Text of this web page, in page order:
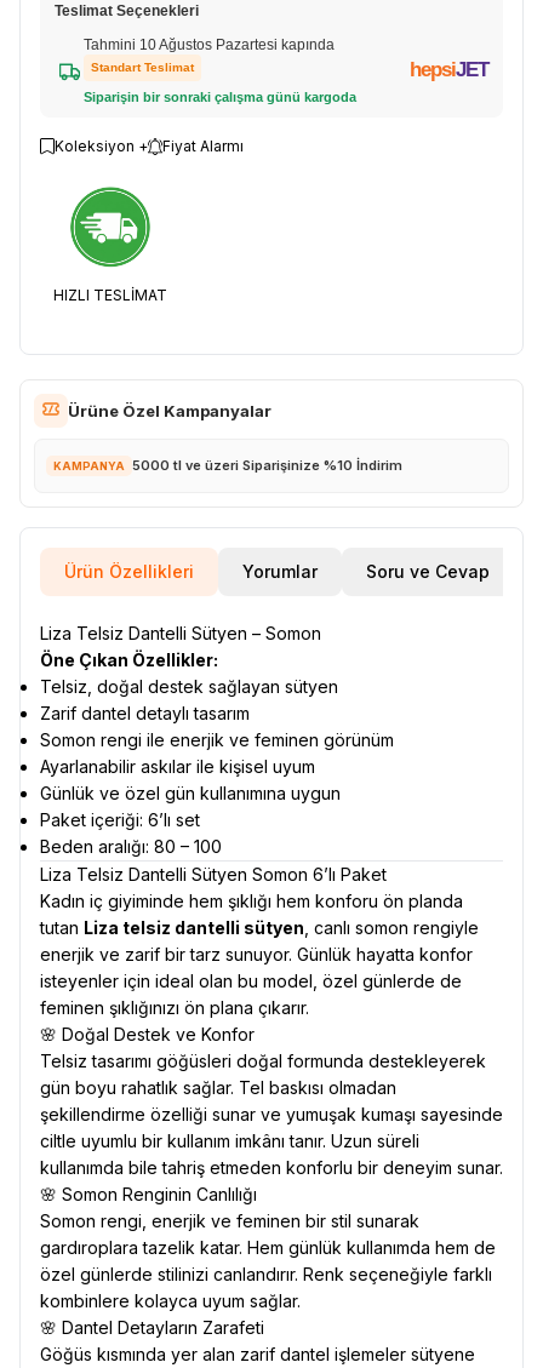
Teslimat Seçenekleri
Tahmini 10 Ağustos Pazartesi kapında
Standart Teslimat
Siparişin bir sonraki çalışma günü kargoda
hepsiJET
Koleksiyon + Fiyat Alarmı
HIZLI TESLİMAT
Ürüne Özel Kampanyalar
KAMPANYA 5000 tl ve üzeri Siparişinize %10 İndirim
Ürün Özellikleri Yorumlar Soru ve Cevap
Liza Telsiz Dantelli Sütyen – Somon
Öne Çıkan Özellikler:
Telsiz, doğal destek sağlayan sütyen
Zarif dantel detaylı tasarım
Somon rengi ile enerjik ve feminen görünüm
Ayarlanabilir askılar ile kişisel uyum
Günlük ve özel gün kullanımına uygun
Paket içeriği: 6’lı set
Beden aralığı: 80 – 100
Liza Telsiz Dantelli Sütyen Somon 6’lı Paket
Kadın iç giyiminde hem şıklığı hem konforu ön planda
tutan Liza telsiz dantelli sütyen , canlı somon rengiyle
enerjik ve zarif bir tarz sunuyor. Günlük hayatta konfor
isteyenler için ideal olan bu model, özel günlerde de
feminen şıklığınızı ön plana çıkarır.
🌸 Doğal Destek ve Konfor
Telsiz tasarımı göğüsleri doğal formunda destekleyerek
gün boyu rahatlık sağlar. Tel baskısı olmadan
şekillendirme özelliği sunar ve yumuşak kumaşı sayesinde
ciltle uyumlu bir kullanım imkânı tanır. Uzun süreli
kullanımda bile tahriş etmeden konforlu bir deneyim sunar.
🌸 Somon Renginin Canlılığı
Somon rengi, enerjik ve feminen bir stil sunarak
gardıroplara tazelik katar. Hem günlük kullanımda hem de
özel günlerde stilinizi canlandırır. Renk seçeneğiyle farklı
kombinlere kolayca uyum sağlar.
🌸 Dantel Detayların Zarafeti
Göğüs kısmında yer alan zarif dantel işlemeler sütyene